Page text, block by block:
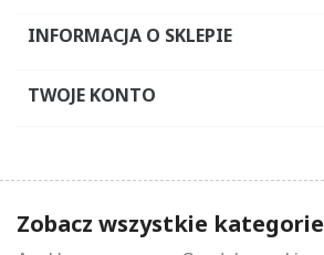
INFORMACJA O SKLEPIE
TWOJE KONTO
Zobacz wszystkie kategorie